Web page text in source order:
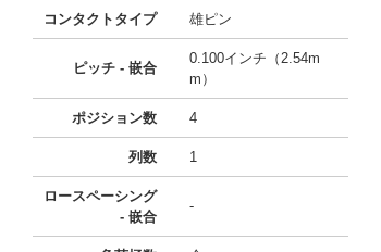
コンタクトタイプ 雄ピン
ピッチ - 嵌合
0.100インチ（2.54m
m）
ポジション数 4
列数 1
ロースペーシング
- 嵌合
-